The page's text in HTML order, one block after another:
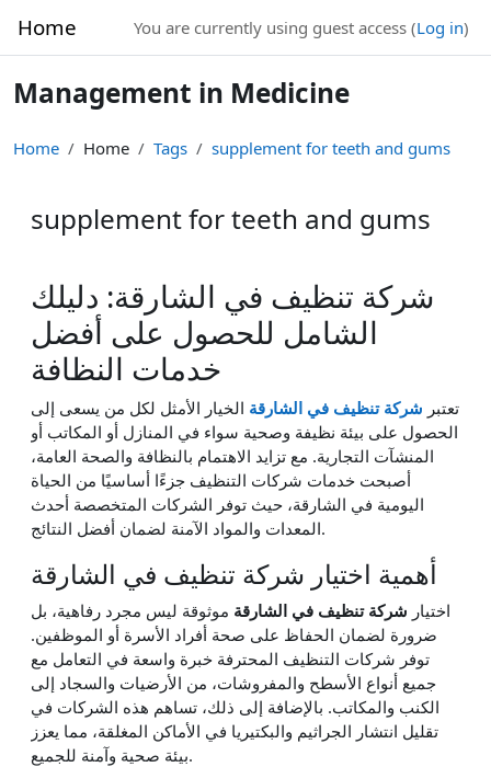
Home You are currently using guest access (Log in)
Management in Medicine
Home Home Tags supplement for teeth and gums
supplement for teeth and gums
شركة تنظيف في الشارقة: دليلك
الشامل للحصول على أفضل
خدمات النظافة
تعتبر شركة تنظيف في الشارقة الخيار الأمثل لكل من يسعى إلى
الحصول على بيئة نظيفة وصحية سواء في المنازل أو المكاتب أو
المنشآت التجارية. مع تزايد الاهتمام بالنظافة والصحة العامة،
أصبحت خدمات شركات التنظيف جزءًا أساسيًا من الحياة
اليومية في الشارقة، حيث توفر الشركات المتخصصة أحدث
المعدات والمواد الآمنة لضمان أفضل النتائج.
أهمية اختيار شركة تنظيف في الشارقة
اختيار شركة تنظيف في الشارقة موثوقة ليس مجرد رفاهية، بل
ضرورة لضمان الحفاظ على صحة أفراد الأسرة أو الموظفين.
توفر شركات التنظيف المحترفة خبرة واسعة في التعامل مع
جميع أنواع الأسطح والمفروشات، من الأرضيات والسجاد إلى
الكنب والمكاتب. بالإضافة إلى ذلك، تساهم هذه الشركات في
تقليل انتشار الجراثيم والبكتيريا في الأماكن المغلقة، مما يعزز
بيئة صحية وآمنة للجميع.